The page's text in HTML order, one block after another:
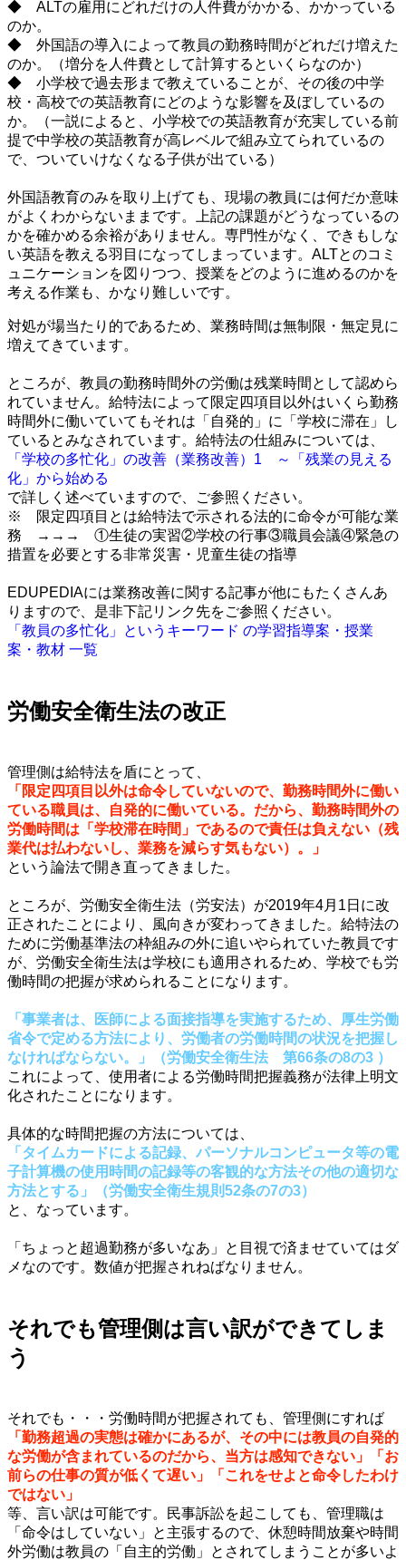
◆ ALTの雇用にどれだけの人件費がかかる、かかっている
のか。
◆ 外国語の導入によって教員の勤務時間がどれだけ増えた
のか。（増分を人件費として計算するといくらなのか）
◆ 小学校で過去形まで教えていることが、その後の中学
校・高校での英語教育にどのような影響を及ぼしているの
か。（一説によると、小学校での英語教育が充実している前
提で中学校の英語教育が高レベルで組み立てられているの
で、ついていけなくなる子供が出ている）
外国語教育のみを取り上げても、現場の教員には何だか意味
がよくわからないままです。上記の課題がどうなっているの
かを確かめる余裕がありません。専門性がなく、できもしな
い英語を教える羽目になってしまっています。ALTとのコミ
ュニケーションを図りつつ、授業をどのように進めるのかを
考える作業も、かなり難しいです。
対処が場当たり的であるため、業務時間は無制限・無定見に
増えてきています。
ところが、教員の勤務時間外の労働は残業時間として認めら
れていません。給特法によって限定四項目以外はいくら勤務
時間外に働いていてもそれは 「自発的」に「学校に滞在」し
ているとみなされています。給特法の仕組みについては、
「学校の多忙化」の改善（業務改善）1 ～「残業の見える
化」から始める
で詳しく述べていますので、ご参照ください。
※ 限定四項目とは給特法で示される法的に命令が可能な業
務 →→→ ①生徒の実習②学校の行事③職員会議④緊急の
措置を必要とする非常災害・児童生徒の指導
EDUPEDIAには業務改善に関する記事が他にもたくさんあ
りますので、是非下記リンク先をご参照ください。
「教員の多忙化」というキーワード の学習指導案・授業
案・教材 一覧
労働安全衛生法の改正
管理側は給特法を盾にとって、
「限定四項目以外は命令していないので、勤務時間外に働い
ている職員は、自発的に働いている。だから、勤務時間外の
労働時間は「学校滞在時間」であるので責任は負えない（残
業代は払わないし、業務を減らす気もない）。」
という論法で開き直ってきました。
ところが、労働安全衛生法（労安法）が2019年4月1日に改
正されたことにより、風向きが変わってきました。給特法の
ために労働基準法の枠組みの外に追いやられていた教員です
が、労働安全衛生法は学校にも適用されるため、学校でも労
働時間の把握が求められることになります。
「事業者は、医師による面接指導を実施するため、厚生労働
省令で定める方法により、労働者の労働時間の状況を把握し
なければならない。」（労働安全衛生法 第66条の8の3 ）
これによって、使用者による労働時間把握義務が法律上明文
化されたことになります。
具体的な時間把握の方法については、
「タイムカードによる記録、パーソナルコンピュータ等の電
子計算機の使用時間の記録等の客観的な方法その他の適切な
方法とする」（労働安全衛生規則52条の7の3）
と、なっています。
「ちょっと超過勤務が多いなあ」と目視で済ませていてはダ
メなのです。数値が把握されねばなりません。
それでも管理側は言い訳ができてしま
う
それでも・・・労働時間が把握されても、管理側にすれば
「勤務超過の実態は確かにあるが、その中には教員の自発的
な労働が含まれているのだから、当方は感知できない」「お
前らの仕事の質が低くて遅い」「これをせよと命令したわけ
ではない」
等、言い訳は可能です。民事訴訟を起こしても、管理職は
「命令はしていない」と主張するので、休憩時間放棄や時間
外労働は教員の「自主的労働」とされてしまうことが多いよ